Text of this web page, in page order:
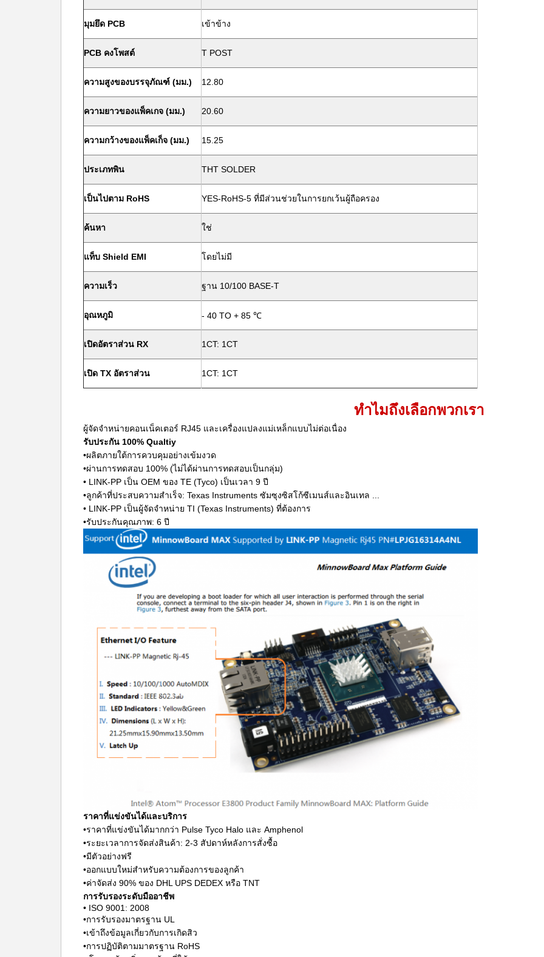
มุมยึด PCB เข้าข้าง
PCB คงโพสต์ T POST
ความสูงของบรรจุภัณฑ์ (มม.) 12.80
ความยาวของแพ็คเกจ (มม.) 20.60
ความกว้างของแพ็คเก็จ (มม.) 15.25
ประเภทพิน THT SOLDER
เป็นไปตาม RoHS YES-RoHS-5 ที่มีส่วนช่วยในการยกเว้นผู้ถือครอง
ค้นหา ใช่
แท็บ Shield EMI โดยไม่มี
ความเร็ว ฐาน 10/100 BASE-T
อุณหภูมิ - 40 TO + 85 ℃
เปิดอัตราส่วน RX 1CT: 1CT
เปิด TX อัตราส่วน 1CT: 1CT
ทำไมถึงเลือกพวกเรา
ผู้จัดจำหน่ายคอนเน็คเตอร์ RJ45 และเครื่องแปลงแม่เหล็กแบบไม่ต่อเนื่อง
รับประกัน 100% Qualtiy
•ผลิตภายใต้การควบคุมอย่างเข้มงวด
•ผ่านการทดสอบ 100% (ไม่ได้ผ่านการทดสอบเป็นกลุ่ม)
• LINK-PP เป็น OEM ของ TE (Tyco) เป็นเวลา 9 ปี
•ลูกค้าที่ประสบความสำเร็จ: Texas Instruments ซัมซุงซิสโก้ซีเมนส์และอินเทล ...
• LINK-PP เป็นผู้จัดจำหน่าย TI (Texas Instruments) ที่ต้องการ
•รับประกันคุณภาพ: 6 ปี
ราคาที่แข่งขันได้และบริการ
•ราคาที่แข่งขันได้มากกว่า Pulse Tyco Halo และ Amphenol
•ระยะเวลาการจัดส่งสินค้า: 2-3 สัปดาห์หลังการสั่งซื้อ
•มีตัวอย่างฟรี
•ออกแบบใหม่สำหรับความต้องการของลูกค้า
•ค่าจัดส่ง 90% ของ DHL UPS DEDEX หรือ TNT
การรับรองระดับมืออาชีพ
• ISO 9001: 2008
•การรับรองมาตรฐาน UL
•เข้าถึงข้อมูลเกี่ยวกับการเกิดสิว
•การปฏิบัติตามมาตรฐาน RoHS